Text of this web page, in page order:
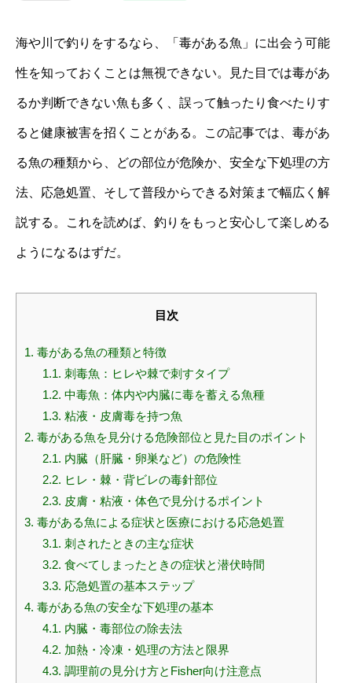
海や川で釣りをするなら、「毒がある魚」に出会う可能
性を知っておくことは無視できない。見た目では毒があ
るか判断できない魚も多く、誤って触ったり食べたりす
ると健康被害を招くことがある。この記事では、毒があ
る魚の種類から、どの部位が危険か、安全な下処理の方
法、応急処置、そして普段からできる対策まで幅広く解
説する。これを読めば、釣りをもっと安心して楽しめる
ようになるはずだ。
目次
1. 毒がある魚の種類と特徴
1.1. 刺毒魚：ヒレや棘で刺すタイプ
1.2. 中毒魚：体内や内臓に毒を蓄える魚種
1.3. 粘液・皮膚毒を持つ魚
2. 毒がある魚を見分ける危険部位と見た目のポイント
2.1. 内臓（肝臓・卵巣など）の危険性
2.2. ヒレ・棘・背ビレの毒針部位
2.3. 皮膚・粘液・体色で見分けるポイント
3. 毒がある魚による症状と医療における応急処置
3.1. 刺されたときの主な症状
3.2. 食べてしまったときの症状と潜伏時間
3.3. 応急処置の基本ステップ
4. 毒がある魚の安全な下処理の基本
4.1. 内臓・毒部位の除去法
4.2. 加熱・冷凍・処理の方法と限界
4.3. 調理前の見分け方とFisher向け注意点